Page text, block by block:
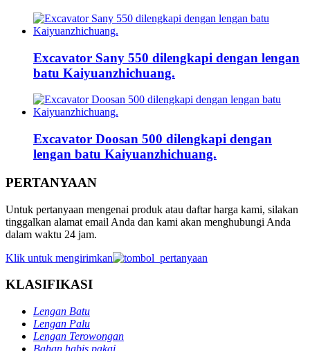
Excavator Sany 550 dilengkapi dengan lengan
batu Kaiyuanzhichuang.
Excavator Doosan 500 dilengkapi dengan
lengan batu Kaiyuanzhichuang.
PERTANYAAN
Untuk pertanyaan mengenai produk atau daftar harga kami, silakan
tinggalkan alamat email Anda dan kami akan menghubungi Anda
dalam waktu 24 jam.
Klik untuk mengirimkan
KLASIFIKASI
Lengan Batu
Lengan Palu
Lengan Terowongan
Bahan habis pakai